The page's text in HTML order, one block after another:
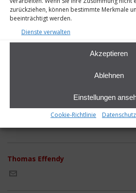
zurückziehen, können bestimmte Merkmale
beeinträchtigt werden.
Dienste verwalten
Akzeptieren
Ablehnen
Einstellungen
Cookie-Richtlinie Datenschutz
Thomas Effendy